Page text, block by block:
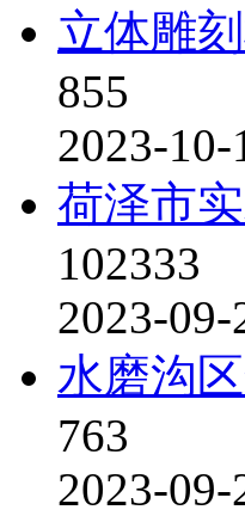
立体雕
855
2023-10-
荷泽市
102333
2023-09-
水磨沟
763
2023-09-